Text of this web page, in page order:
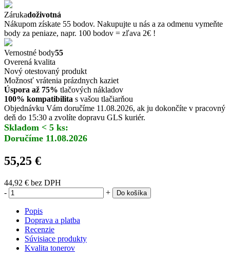
Zárukadoživotná
Nákupom získate 55 bodov. Nakupujte u nás a za odmenu vymeňte
body za peniaze, napr. 100 bodov = zľava 2€ !
Vernostné body55
Overená kvalita
Nový otestovaný produkt
Možnosť vrátenia prázdnych kaziet
Úspora až 75% tlačových nákladov
100% kompatibilita s vašou tlačiarňou
Objednávku Vám doručíme 11.08.2026, ak ju dokončíte v pracovný
deň do 15:30 a zvolíte dopravu GLS kuriér.
Skladom < 5 ks:
Doručíme 11.08.2026
55,25 €
44,92 € bez DPH
-
+ Do košíka
Popis
Doprava a platba
Recenzie
Súvisiace produkty
Kvalita tonerov